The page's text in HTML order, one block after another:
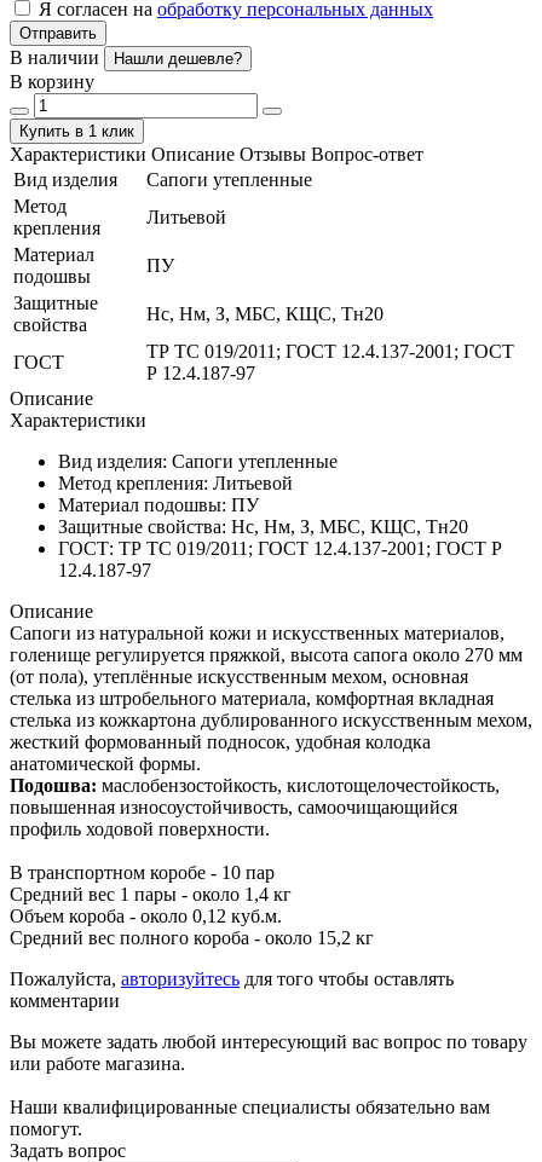
Я согласен на обработку персональных данных
Отправить
В наличии Нашли дешевле?
В корзину
Купить в 1 клик
Характеристики Описание Отзывы Вопрос-ответ
Вид изделия
Сапоги утепленные
Метод
крепления
Литьевой
Материал
подошвы
ПУ
Защитные
свойства
Нс, Нм, З, МБС, КЩС, Тн20
ГОСТ
ТР ТС 019/2011; ГОСТ 12.4.137-2001; ГОСТ
Р 12.4.187-97
Описание
Характеристики
Вид изделия: Сапоги утепленные
Метод крепления: Литьевой
Материал подошвы: ПУ
Защитные свойства: Нс, Нм, З, МБС, КЩС, Тн20
ГОСТ: ТР ТС 019/2011; ГОСТ 12.4.137-2001; ГОСТ Р
12.4.187-97
Описание
Сапоги из натуральной кожи и искусственных материалов,
голенище регулируется пряжкой, высота сапога около 270 мм
(от пола), утеплённые искусственным мехом, основная
стелька из штробельного материала, комфортная вкладная
стелька из кожкартона дублированного искусственным мехом,
жесткий формованный подносок, удобная колодка
анатомической формы.
Подошва: маслобензостойкость, кислотощелочестойкость,
повышенная износоустойчивость, самоочищающийся
профиль ходовой поверхности.
В транспортном коробе - 10 пар
Средний вес 1 пары - около 1,4 кг
Объем короба - около 0,12 куб.м.
Средний вес полного короба - около 15,2 кг
Пожалуйста, авторизуйтесь для того чтобы оставлять
комментарии
Вы можете задать любой интересующий вас вопрос по товару
или работе магазина.
Наши квалифицированные специалисты обязательно вам
помогут.
Задать вопрос